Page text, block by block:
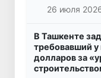
26 июля
В Ташкенте
требовавший
долларов за